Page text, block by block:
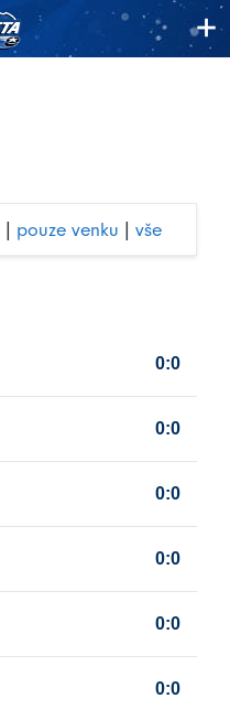
+
pouze venku vše
0:0
0:0
0:0
0:0
0:0
0:0